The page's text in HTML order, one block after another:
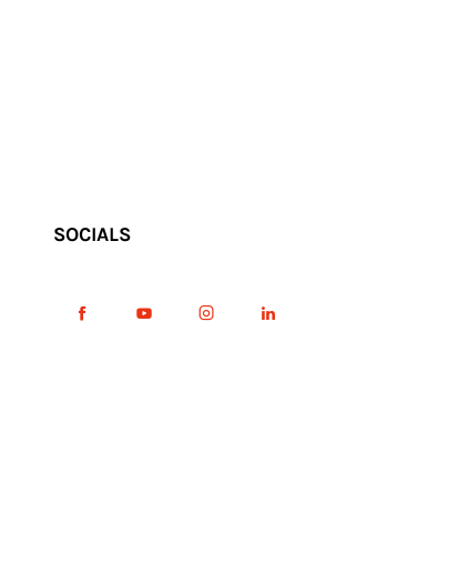
SOCIALS